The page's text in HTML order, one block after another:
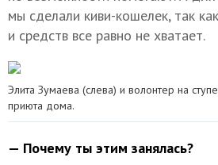
мы сделали киви-кошелек, так
и средств все равно не хватает.
Элита Зумаева (слева) и волонтер на
приюта дома.
— Почему ты этим занялась?